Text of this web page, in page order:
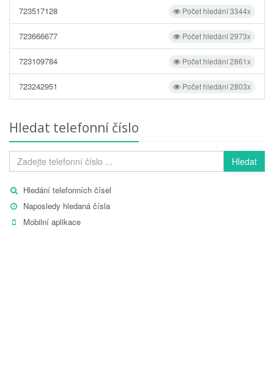
Počet hledání 3344x
723517128
Počet hledání 2973x
723666677
Počet hledání 2861x
723109784
Počet hledání 2803x
723242951
Hledat telefonní číslo
Hledat
Hledání telefonních čísel
Naposledy hledaná čísla
Mobilní aplikace